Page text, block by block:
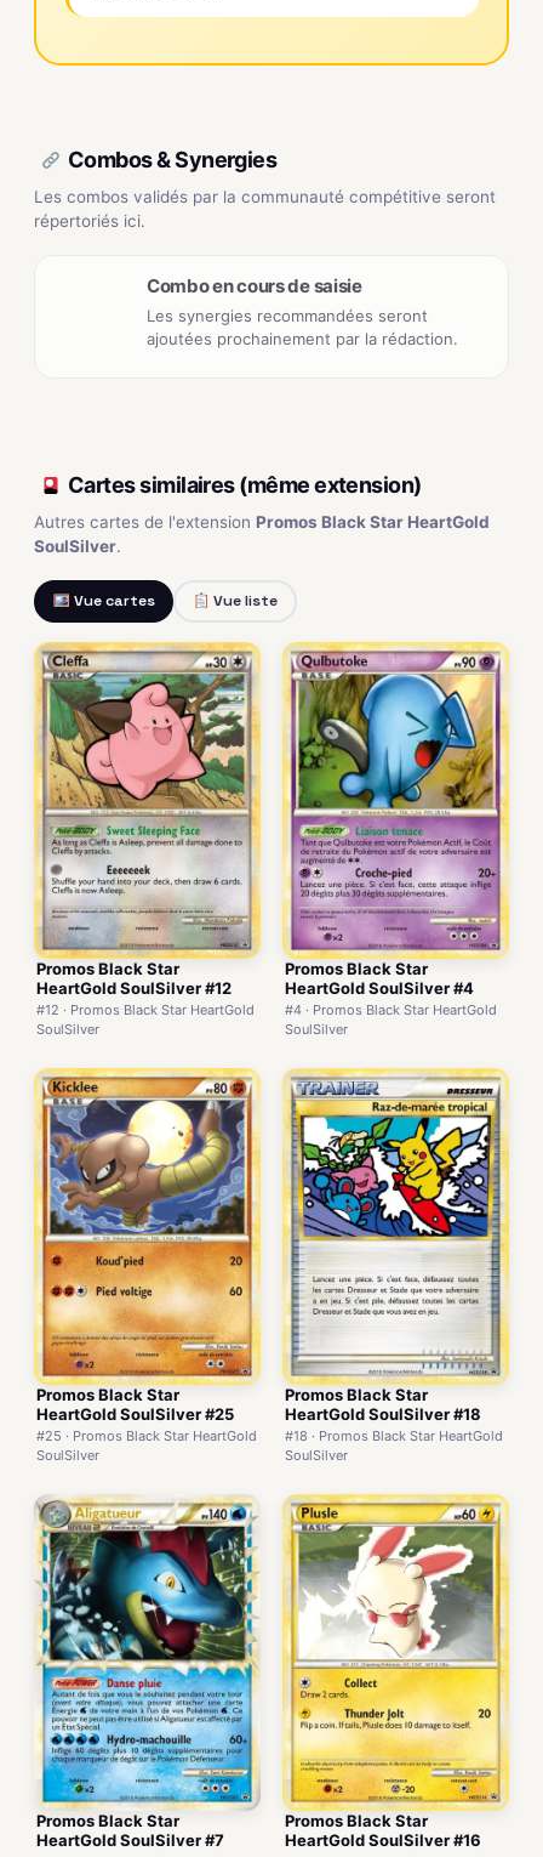
Combos & Synergies
Les combos validés par la communauté compétitive seront
répertoriés ici.
Combo en cours de saisie
Les synergies recommandées seront
ajoutées prochainement par la rédaction.
Cartes similaires (même extension)
Autres cartes de l'extension Promos Black Star HeartGold
SoulSilver.
Vue cartes Vue liste
Promos Black Star
HeartGold SoulSilver #12
#12 · Promos Black Star HeartGold
SoulSilver
Promos Black Star
HeartGold SoulSilver #4
#4 · Promos Black Star HeartGold
SoulSilver
Promos Black Star
HeartGold SoulSilver #25
#25 · Promos Black Star HeartGold
SoulSilver
Promos Black Star
HeartGold SoulSilver #18
#18 · Promos Black Star HeartGold
SoulSilver
Promos Black Star
HeartGold SoulSilver #7
Promos Black Star
HeartGold SoulSilver #16